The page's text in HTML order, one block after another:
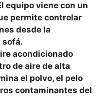
equipo viene con un
permite controlar
desde la
sofá.
acondicionado
de aire de alta
el polvo, el pelo
contaminantes del